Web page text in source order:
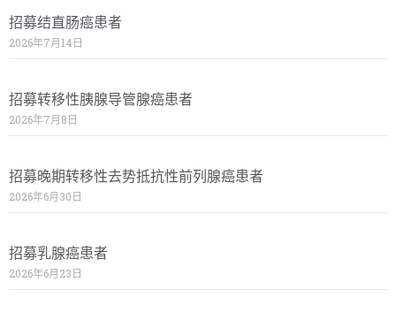
招募结直肠癌患者
2026年7月14日
招募转移性胰腺导管腺癌患者
2026年7月8日
招募晚期转移性去势抵抗性前列腺癌患者
2026年6月30日
招募乳腺癌患者
2026年6月23日